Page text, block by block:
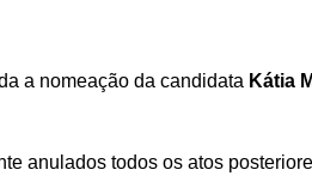
a nomeação da candidata Kátia
anulados todos os atos